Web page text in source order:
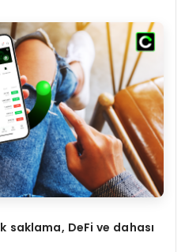
k saklama, DeFi ve dahası